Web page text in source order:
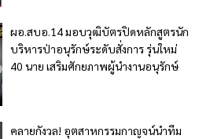
ผอ.สบอ.14 มอบวุฒิบัตรปิดหลักสูตรนัก
บริหารป่าอนุรักษ์ระดับสั่งการ รุ่นใหม่
40 นาย เสริมศักยภาพผู้นำงานอนุรักษ์
คลายกังวล! อุตสาหกรรมกาญจน์นำทีม